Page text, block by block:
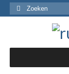
Zoeken
naar: